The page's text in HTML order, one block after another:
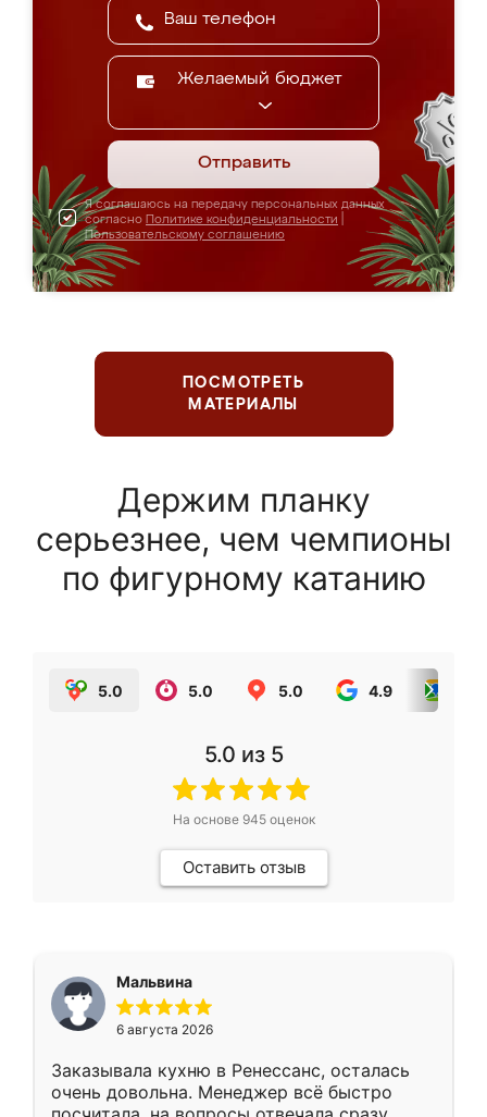
Желаемый бюджет
Отправить
Я соглашаюсь на передачу персональных данных
согласно Политике конфиденциальности
Пользовательскому соглашению
ПОСМОТРЕТЬ
МАТЕРИАЛЫ
Держим планку
серьезнее, чем чемпионы
по фигурному катанию
5.0 5.0 5.0 4.9
5.0 из 5
На основе 945оценок
Оставить отзыв
Мальвина
6 августа 2026
Заказывала кухню в Ренессанс, осталась
очень довольна. Менеджер всё быстро